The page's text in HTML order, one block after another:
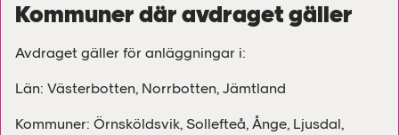
Kommuner där avdraget gäller
Avdraget gäller för anläggningar i:
Län: Västerbotten, Norrbotten, Jämtland
Kommuner: Örnsköldsvik, Sollefteå, Ånge, Ljusdal,